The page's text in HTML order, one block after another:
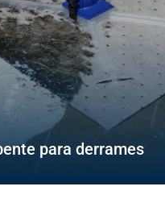
para derrames